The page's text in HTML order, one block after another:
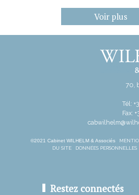
Voir plus
70,
Tél:
Fax:
©2021 Cabinet WILHELM & Associés
DU SITE
DONNÉES PERSONNELLES
Restez connectés